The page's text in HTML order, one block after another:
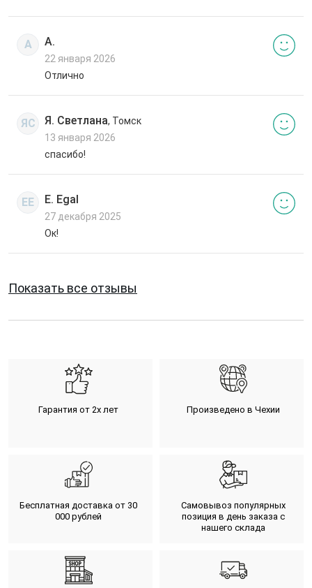
А А.
22 января 2026
Отлично
ЯС Я. Светлана, Томск
13 января 2026
спасибо!
EE E. Egal
27 декабря 2025
Ок!
Показать все отзывы
Гарантия от 2х лет Произведено в Чехии
Бесплатная доставка от 30
000 рублей
Самовывоз популярных
позиция в день заказа с
нашего склада